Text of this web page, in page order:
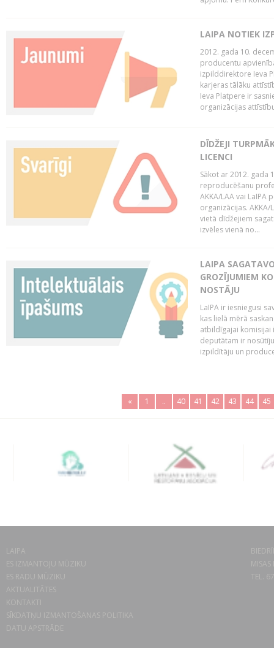
LAIPA NOTIEK
2012. gada 10.
producentu
izpilddirektore Ieva
karjeras tālāku
Ieva Platpere ir
organizācijas
DĪDŽEJI
LICENCI
Sākot ar 2012. gada
reproducēšanu
AKKA/LAA vai LaIPA
organizācijas.
vietā dīdžejiem
izvēles vienā no...
LAIPA
GROZĪJUMIEM
NOSTĀJU
LaIPA ir iesniegusi
kas lielā mērā
atbildīgajai komisijai
deputātam ir
izpildītāju un
« 1 .. 40 41 42 43 44 45
LAIPA
ES IZMANTOJU MŪZIKU
ES RADU MŪZIKU
AKTUALITĀTES
KONTAKTI
SĪKDATŅU IZMANTOŠANAS POLITIKA
DATU APSTRĀDE
TEL.